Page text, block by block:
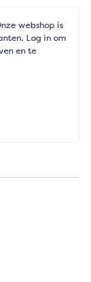
webshop is
Log in om
en te